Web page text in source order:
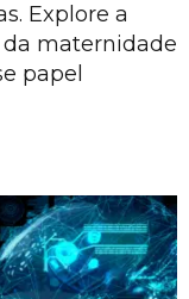
Explore a
da maternidade
papel